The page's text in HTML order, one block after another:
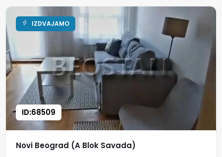
ID:68509
IZDVAJAMO
Novi Beograd (A Blok Savada)